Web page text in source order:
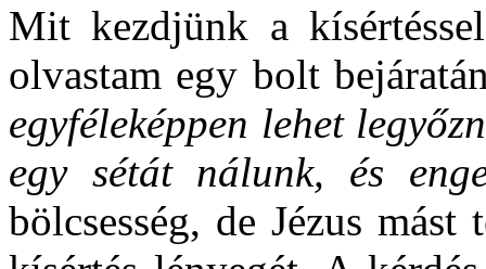
Mit kezdjünk a
olvastam egy bolt
egyféleképpen lehet
egy sétát nálunk, és
bölcsesség, de Jézus